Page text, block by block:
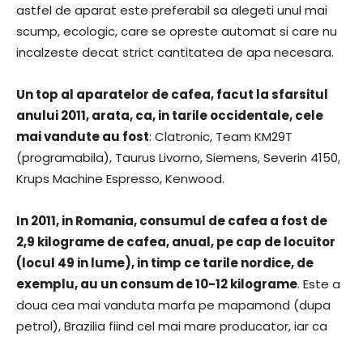
astfel de aparat este preferabil sa alegeti unul mai
scump, ecologic, care se opreste automat si care nu
incalzeste decat strict cantitatea de apa necesara.
Un top al aparatelor de cafea, facut la sfarsitul
anului 2011, arata, ca, in tarile occidentale, cele
mai vandute au fost: Clatronic, Team KM29T
(programabila), Taurus Livorno, Siemens, Severin 4150,
Krups Machine Espresso, Kenwood.
In 2011, in Romania, consumul de cafea a fost de
2,9 kilograme de cafea, anual, pe cap de locuitor
(locul 49 in lume), in timp ce tarile nordice, de
exemplu, au un consum de 10-12 kilograme. Este a
doua cea mai vanduta marfa pe mapamond (dupa
petrol), Brazilia fiind cel mai mare producator, iar ca